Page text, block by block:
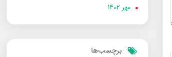
مهر 1402
برچسب‌ها